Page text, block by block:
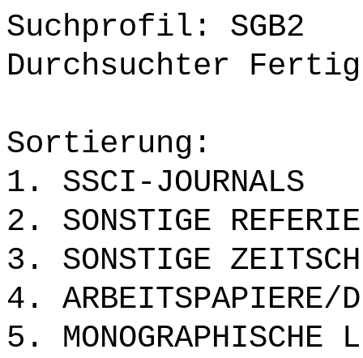
Suchprofil: SGB2
Durchsuchter
Sortierung:
1. SSCI-JOURNALS
2. SONSTIGE
3. SONSTIGE
4. ARBEITSPAPIERE/
5. MONOGRAPHISCHE